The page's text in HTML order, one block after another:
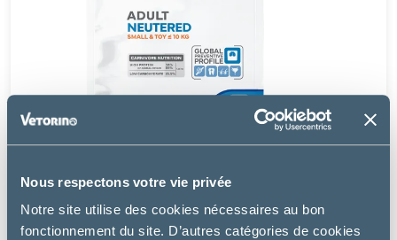
Nous respectons votre vie privée
Notre site utilise des cookies nécessaires au bon
fonctionnement du site. D’autres catégories de cookies
Virbac
ADULT NEUTERED SMALL & TOY - CHIEN